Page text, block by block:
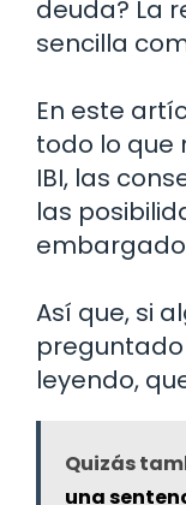
deuda? La
sencilla
En este
todo lo que
IBI, las
las
Así que, si
leyendo,
Quizás
una